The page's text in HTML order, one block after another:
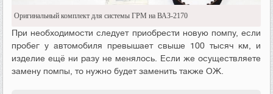
Оригинальный комплект для системы ГРМ на ВАЗ-2170
При необходимости следует приобрести новую помпу, если
пробег у автомобиля превышает свыше 100 тысяч км, и
изделие ещё ни разу не менялось. Если же осуществляете
замену помпы, то нужно будет заменить также ОЖ.